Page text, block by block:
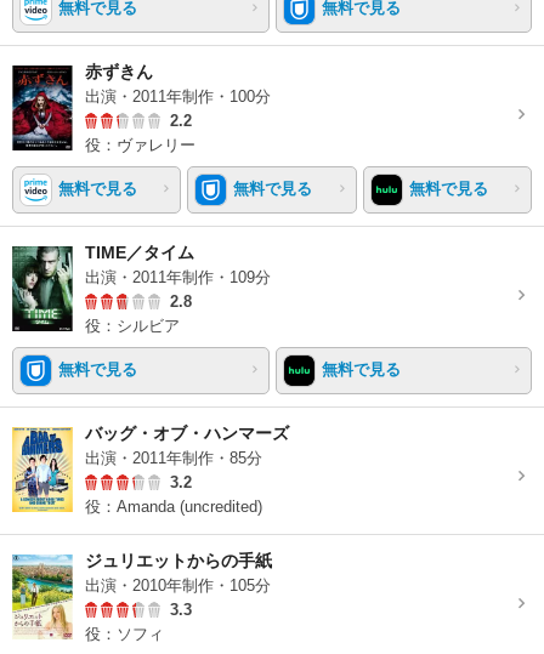
無料で見る 無料で見る
赤ずきん
出演・2011年制作・100分
2.2
役：ヴァレリー
無料で見る 無料で見る 無料で見る
TIME／タイム
出演・2011年制作・109分
2.8
役：シルビア
無料で見る 無料で見る
バッグ・オブ・ハンマーズ
出演・2011年制作・85分
3.2
役：Amanda (uncredited)
ジュリエットからの手紙
出演・2010年制作・105分
3.3
役：ソフィ